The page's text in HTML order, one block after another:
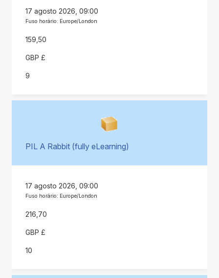
17 agosto 2026, 09:00
Fuso horário: Europe/London
159,50
GBP £
9
PIL A Rabbit (fully eLearning)
17 agosto 2026, 09:00
Fuso horário: Europe/London
216,70
GBP £
10